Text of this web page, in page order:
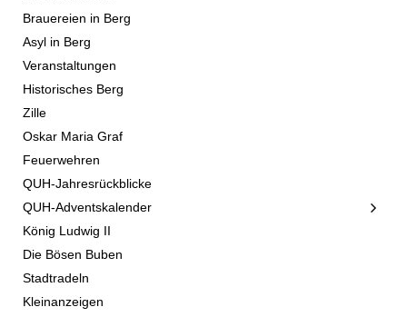
Brauereien in Berg
Asyl in Berg
Veranstaltungen
Historisches Berg
Zille
Oskar Maria Graf
Feuerwehren
QUH-Jahresrückblicke
QUH-Adventskalender
König Ludwig II
Die Bösen Buben
Stadtradeln
Kleinanzeigen